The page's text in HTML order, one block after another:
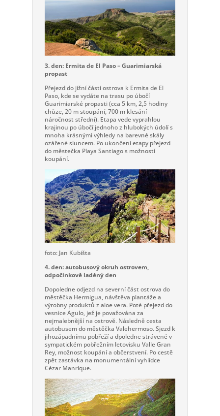
3. den: Ermita de El Paso – Guarimiarská
propast
Přejezd do jižní části ostrova k Ermita de El
Paso, kde se vydáte na trasu po úbočí
Guarimiarské propasti (cca 5 km, 2,5 hodiny
chůze, 20 m stoupání, 700 m klesání –
náročnost střední). Etapa vede vyprahlou
krajinou po úbočí jednoho z hlubokých údolí s
mnoha krásnými výhledy na barevné skály
ozářené sluncem. Po ukončení etapy přejezd
do městečka Playa Santiago s možností
koupání.
foto: Jan Kubišta
4. den: autobusový okruh ostrovem,
odpočinkově laděný den
Dopoledne odjezd na severní část ostrova do
městěčka Hermigua, návštěva plantáže a
výrobny produktů z aloe vera. Poté přejezd do
vesnice Agulo, jež je považována za
nejmalebnější na ostrově. Následně cesta
autobusem do městěčka Valehermoso. Sjezd k
jihozápadnímu pobřeží a dpoledne strávené v
sympatickém pobřežním letovisku Valle Gran
Rey, možnost koupání a občerstvení. Po cestě
zpět zastávka na monumentální vyhlídce
Cézar Manrique.